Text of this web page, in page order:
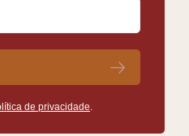
de privacidade.